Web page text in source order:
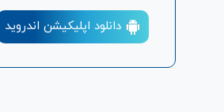
دانلود اپلیکیشن اندروید